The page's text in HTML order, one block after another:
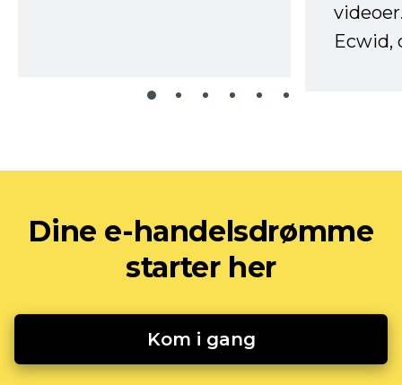
Ecwid,
Dine e-handelsdrømme
starter her
Kom i gang